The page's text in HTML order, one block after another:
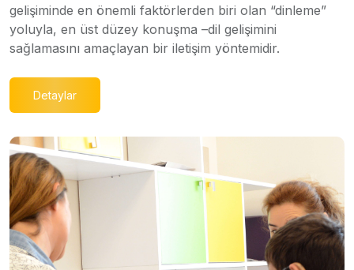
gelişiminde en önemli faktörlerden biri olan “dinleme”
yoluyla, en üst düzey konuşma –dil gelişimini
sağlamasını amaçlayan bir iletişim yöntemidir.
Detaylar